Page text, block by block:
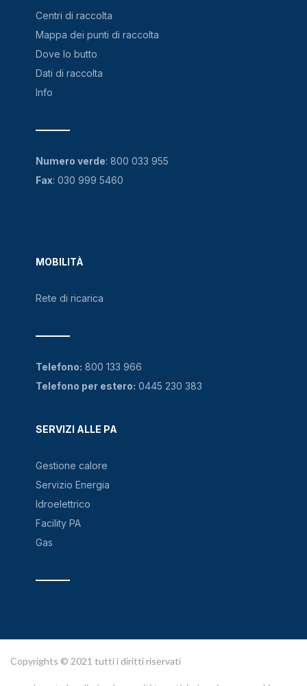
Centri di raccolta
Mappa dei punti di raccolta
Dove lo butto
Dati di raccolta
Info
MOBILITÀ
Rete di ricarica
SERVIZI ALLE PA
Gestione calore
Servizio Energia
Idroelettrico
Facility PA
Gas
Numero verde: 800 033 955
Fax: 030 999 5460
Telefono: 800 133 966
Telefono per estero: 0445 230 383
Copyrights © 2021 tutti i diritti riservati